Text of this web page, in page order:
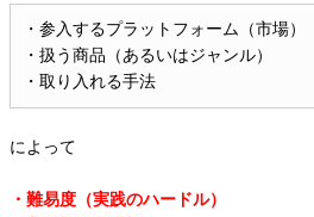
・参入するプラットフォーム（市場）
・扱う商品（あるいはジャンル）
・取り入れる手法
によって
・難易度（実践のハードル）